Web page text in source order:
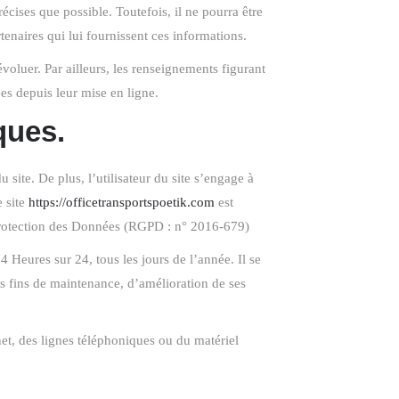
que possible. Toutefois, il ne pourra être
qui lui fournissent ces informations.
Par ailleurs, les renseignements figurant
depuis leur mise en ligne.
De plus, l’utilisateur du site s’engage à
site https://officetransportspoetik.com est
des Données (RGPD : n° 2016-679)
Heures sur 24, tous les jours de l’année. Il se
fins de maintenance, d’amélioration de ses
des lignes téléphoniques ou du matériel